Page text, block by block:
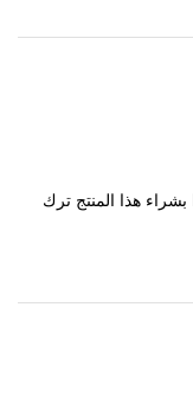
هذا المنتج ترك